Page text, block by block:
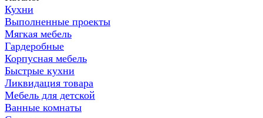
Кухни
Выполненные проекты
Мягкая мебель
Гардеробные
Корпусная мебель
Быстрые кухни
Ликвидация товара
Мебель для детской
Ванные комнаты